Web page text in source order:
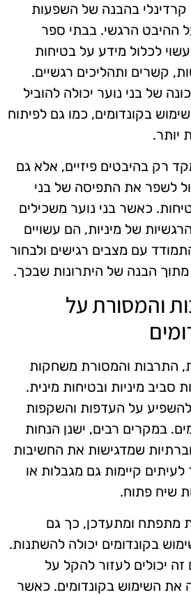
קרדינלי בהבנה של השפעות
ההיבט הרגשי. בבתי ספר
עשוי לכלול מידע על בטיחות
קשרים ותהליכים רגשיים.
של בני נוער יכולה להוביל
בקונדומים, כמו גם לפיתוח
יותר.
רק בהיבטים פיזיים, אלא גם
לשפר את התפיסה של בני
כאשר בני נוער משכילים
של מיניות, הם עשויים
עם מצבים רגישים ולבחור
הבנה של היתרונות שבכך.
והמסורת על
התרבות והמסורת משחקות
סביב מיניות ובטיחות מינית.
על העדפות והשקפות
במקרים רבים, ישנן הנחות
שמדגישות את החשיבות
קיימות גם מגבלות או
שיח פתוח.
מתפתח ומתעדכן, כך גם
בקונדומים יכולה להשתנות.
יכולים לעזור להקל על
את השימוש בקונדומים. כאשר